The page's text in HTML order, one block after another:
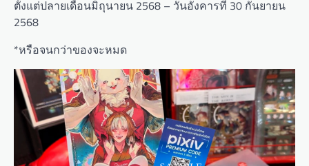
ตั้งแต่ปลายเดือนมิถุนายน 2568 – วันอังคารที่ 30 กันยายน
2568
*หรือจนกว่าของจะหมด